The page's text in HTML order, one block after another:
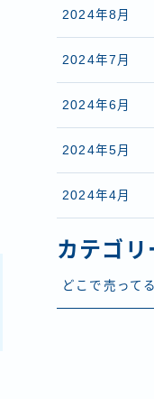
2024年8月
2024年7月
2024年6月
2024年5月
2024年4月
カテゴリ
どこで売って